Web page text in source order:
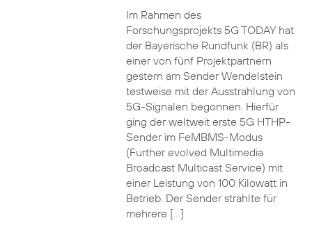
Im Rahmen des
Forschungsprojekts 5G TODAY hat
der Bayerische Rundfunk (BR) als
einer von fünf Projektpartnern
gestern am Sender Wendelstein
testweise mit der Ausstrahlung von
5G-Signalen begonnen. Hierfür
ging der weltweit erste 5G HTHP-
Sender im FeMBMS-Modus
(Further evolved Multimedia
Broadcast Multicast Service) mit
einer Leistung von 100 Kilowatt in
Betrieb. Der Sender strahlte für
mehrere […]